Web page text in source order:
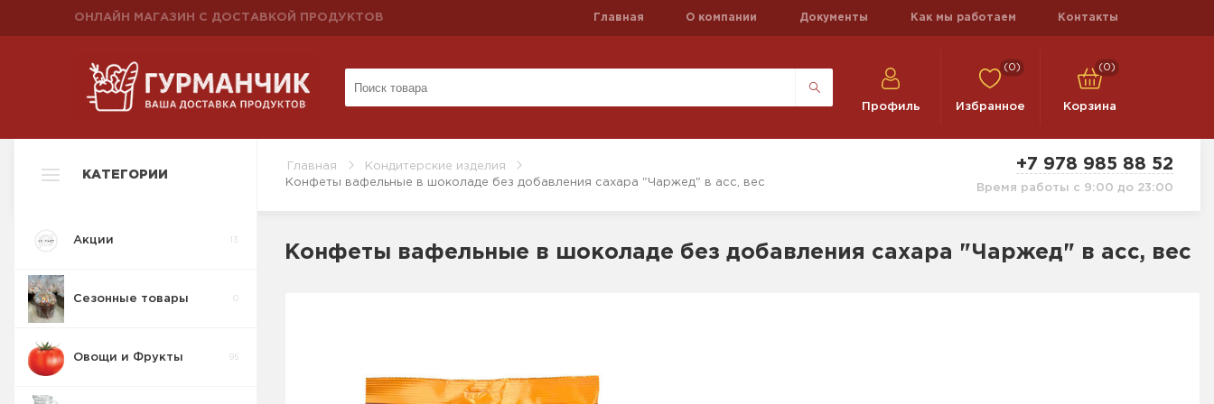
ОНЛАЙН МАГАЗИН С ДОСТАВКОЙ ПРОДУКТОВ Главная О компании Документы Как мы работаем Контакты
Профиль
(0)
Избранное
(0)
Корзина
Главная
Кондитерские изделия
Конфеты вафельные в шоколаде без добавления сахара "Чаржед" в асс, вес
+7 978 985 88 52
Время работы с 9:00 до 23:00
КАТЕГОРИИ
Акции 13
Сезонные товары
Овощи и Фрукты 95
Конфеты вафельные в шоколаде без добавления сахара "Чаржед" в асс, вес